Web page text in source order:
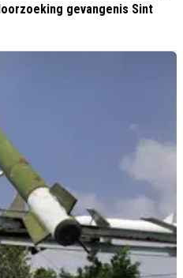
gevangenis Sint